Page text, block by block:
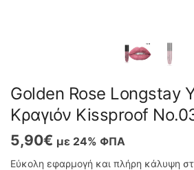
Golden Rose Longstay
Κραγιόν Kissproof
5,90€ με 24% ΦΠΑ
Εύκολη εφαρμογή και πλήρη κάλυψη